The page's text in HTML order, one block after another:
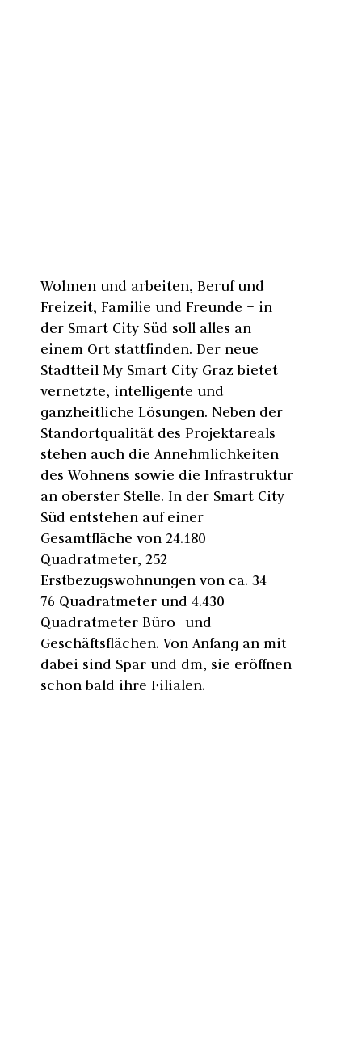
Wohnen und arbeiten, Beruf und
Freizeit, Familie und Freunde – in
der Smart City Süd soll alles an
einem Ort stattfinden. Der neue
Stadtteil My Smart City Graz bietet
vernetzte, intelligente und
ganzheitliche Lösungen. Neben der
Standortqualität des Projektareals
stehen auch die Annehmlichkeiten
des Wohnens sowie die Infrastruktur
an oberster Stelle. In der Smart City
Süd entstehen auf einer
Gesamtfläche von 24.180
Quadratmeter, 252
Erstbezugswohnungen von ca. 34 –
76 Quadratmeter und 4.430
Quadratmeter Büro- und
Geschäftsflächen. Von Anfang an mit
dabei sind Spar und dm, sie eröffnen
schon bald ihre Filialen.